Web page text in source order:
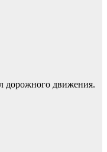
дорожного движения.